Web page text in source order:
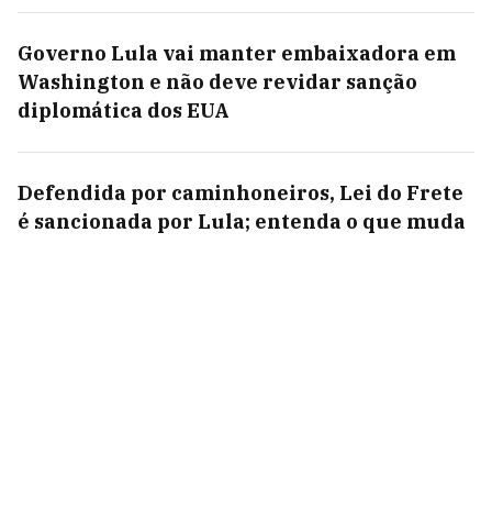
Governo Lula vai manter embaixadora em
Washington e não deve revidar sanção
diplomática dos EUA
Defendida por caminhoneiros, Lei do Frete
é sancionada por Lula; entenda o que muda